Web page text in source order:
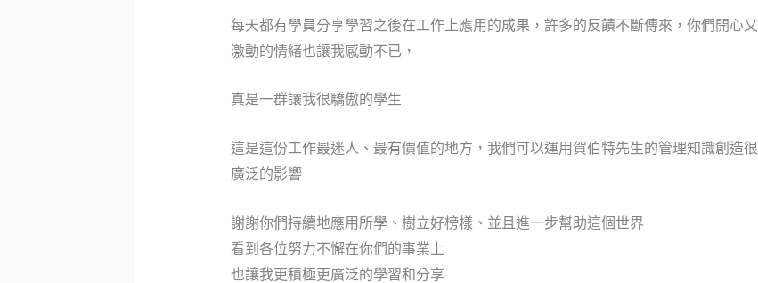
每天都有學員分享學習之後在工作上應用的成果，許多的反饋不斷傳來，你們開心又
激動的情緒也讓我感動不已，
真是一群讓我很驕傲的學生
這是這份工作最迷人、最有價值的地方，我們可以運用賀伯特先生的管理知識創造很
廣泛的影響
謝謝你們持續地應用所學、樹立好榜樣、並且進一步幫助這個世界
看到各位努力不懈在你們的事業上
也讓我更積極更廣泛的學習和分享